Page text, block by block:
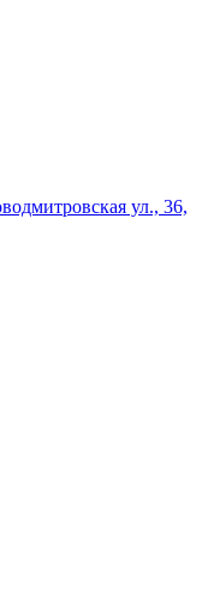
ул., 36,